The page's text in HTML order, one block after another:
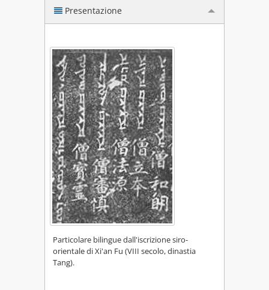
Presentazione
Particolare bilingue dall'iscrizione siro-
orientale di Xi'an Fu (VIII secolo, dinastia
Tang).